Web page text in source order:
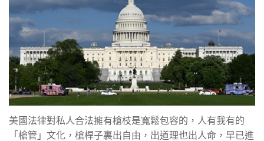
美國法律對私人合法擁有槍枝是寬鬆包容的，人有我有的
「槍管」文化，槍桿子裏出自由，出道理也出人命，早已進